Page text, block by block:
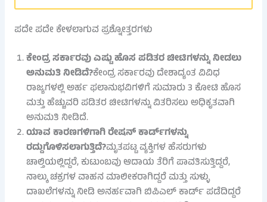
ಪದೇ ಪದೇ ಕೇಳಲಾಗುವ ಪ್ರಶ್ನೋತ್ತರಗಳು
ಕೇಂದ್ರ ಸರ್ಕಾರವು ಎಷ್ಟು ಹೊಸ ಪಡಿತರ ಚೀಟಿಗಳನ್ನು ನೀಡಲು
ಅನುಮತಿ ನೀಡಿದೆ?ಕೇಂದ್ರ ಸರ್ಕಾರವು ದೇಶಾದ್ಯಂತ ವಿವಿಧ
ರಾಜ್ಯಗಳಲ್ಲಿ ಅರ್ಹ ಫಲಾನುಭವಿಗಳಿಗೆ ಸುಮಾರು 3 ಕೋಟಿ ಹೊಸ
ಮತ್ತು ಹೆಚ್ಚುವರಿ ಪಡಿತರ ಚೀಟಿಗಳನ್ನು ವಿತರಿಸಲು ಅಧಿಕೃತವಾಗಿ
ಅನುಮತಿ ನೀಡಿದೆ.
ಯಾವ ಕಾರಣಗಳಿಗಾಗಿ ರೇಷನ್ ಕಾರ್ಡ್‌ಗಳನ್ನು
ರದ್ದುಗೊಳಿಸಲಾಗುತ್ತಿದೆ?ಮೃತಪಟ್ಟ ವ್ಯಕ್ತಿಗಳ ಹೆಸರುಗಳು
ಚಾಲ್ತಿಯಲ್ಲಿದ್ದರೆ, ಕುಟುಂಬವು ಆದಾಯ ತೆರಿಗೆ ಪಾವತಿಸುತ್ತಿದ್ದರೆ,
ನಾಲ್ಕು ಚಕ್ರಗಳ ವಾಹನ ಮಾಲೀಕರಾಗಿದ್ದರೆ ಮತ್ತು ಸುಳ್ಳು
ದಾಖಲೆಗಳನ್ನು ನೀಡಿ ಅನರ್ಹವಾಗಿ ಬಿಪಿಎಲ್ ಕಾರ್ಡ್ ಪಡೆದಿದ್ದರೆ